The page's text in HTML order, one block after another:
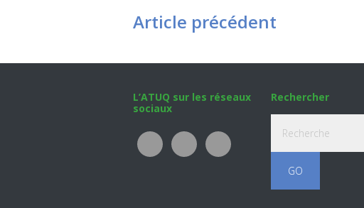
Article précédent
L’ATUQ sur les réseaux
sociaux
Rechercher